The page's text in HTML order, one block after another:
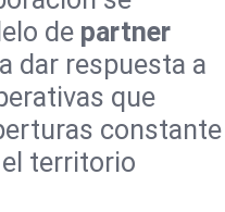
de partner
dar respuesta a
que
constante
territorio